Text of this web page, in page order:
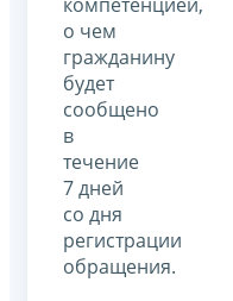
о чем
гражданину
будет
сообщено
в
течение
7 дней
со дня
регистрации
обращения.